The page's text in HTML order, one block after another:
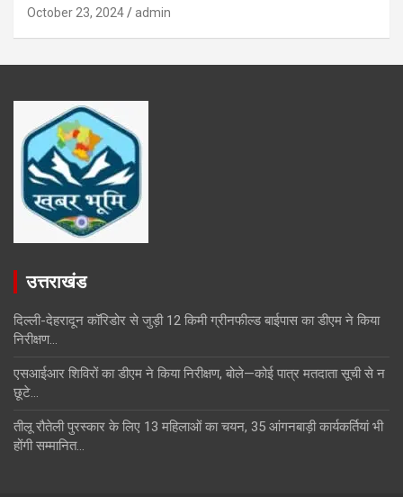
October 23, 2024 admin
उत्तराखंड
दिल्ली-देहरादून कॉरिडोर से जुड़ी 12 किमी ग्रीनफील्ड बाईपास का डीएम ने किया
निरीक्षण…
एसआईआर शिविरों का डीएम ने किया निरीक्षण, बोले—कोई पात्र मतदाता सूची से न
छूटे…
तीलू रौतेली पुरस्कार के लिए 13 महिलाओं का चयन, 35 आंगनबाड़ी कार्यकर्तियां भी
होंगी सम्मानित…